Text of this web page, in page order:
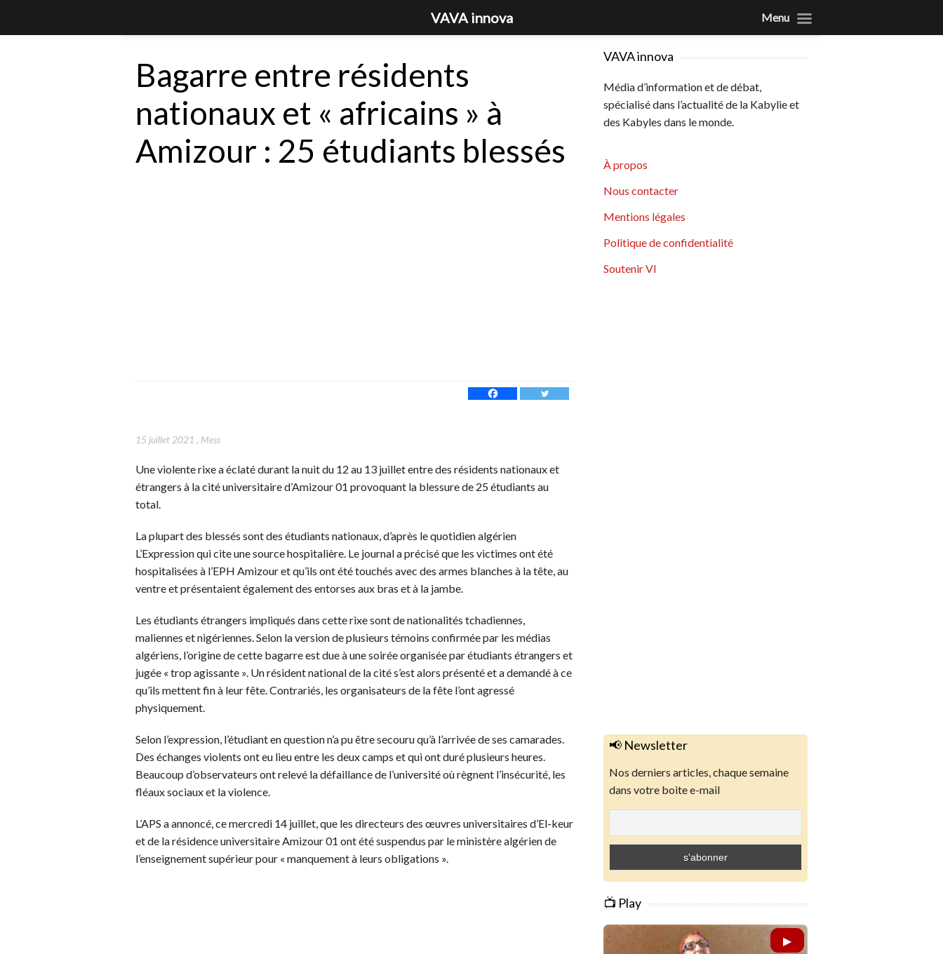
Bagarre entre résidents
nationaux et « africains » à
Amizour : 25 étudiants blessés
15 juillet 2021 , Mess
Une violente rixe a éclaté durant la nuit du 12 au 13 juillet entre des résidents nationaux et
étrangers à la cité universitaire d’Amizour 01 provoquant la blessure de 25 étudiants au
total.
La plupart des blessés sont des étudiants nationaux, d’après le quotidien algérien
L’Expression qui cite une source hospitalière. Le journal a précisé que les victimes ont été
hospitalisées à l’EPH Amizour et qu’ils ont été touchés avec des armes blanches à la tête, au
ventre et présentaient également des entorses aux bras et à la jambe.
Les étudiants étrangers impliqués dans cette rixe sont de nationalités tchadiennes,
maliennes et nigériennes. Selon la version de plusieurs témoins confirmée par les médias
algériens, l’origine de cette bagarre est due à une soirée organisée par étudiants étrangers et
jugée « trop agissante ». Un résident national de la cité s’est alors présenté et a demandé à ce
qu’ils mettent fin à leur fête. Contrariés, les organisateurs de la fête l’ont agressé
physiquement.
Selon l’expression, l’étudiant en question n’a pu être secouru qu’à l’arrivée de ses camarades.
Des échanges violents ont eu lieu entre les deux camps et qui ont duré plusieurs heures.
Beaucoup d’observateurs ont relevé la défaillance de l’université où règnent l’insécurité, les
fléaux sociaux et la violence.
L’APS a annoncé, ce mercredi 14 juillet, que les directeurs des œuvres universitaires d’El-keur
et de la résidence universitaire Amizour 01 ont été suspendus par le ministère algérien de
l’enseignement supérieur pour « manquement à leurs obligations ».
VAVA innova
Média d’information et de débat,
spécialisé dans l’actualité de la Kabylie et
des Kabyles dans le monde.
À propos
Nous contacter
Mentions légales
Politique de confidentialité
Soutenir VI
📢 Newsletter
Nos derniers articles, chaque semaine
dans votre boite e-mail
📺 Play
VAVA innova Menu